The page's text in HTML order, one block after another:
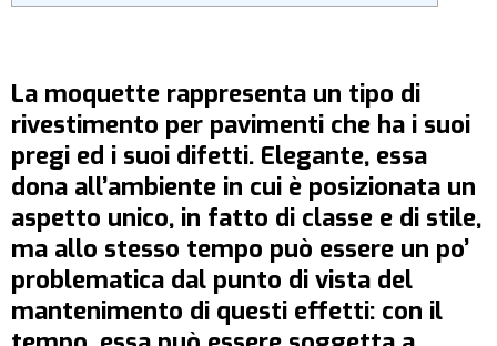
La moquette rappresenta un tipo di
rivestimento per pavimenti che ha i suoi
pregi ed i suoi difetti. Elegante, essa
dona all’ambiente in cui è posizionata un
aspetto unico, in fatto di classe e di stile,
ma allo stesso tempo può essere un po’
problematica dal punto di vista del
mantenimento di questi effetti: con il